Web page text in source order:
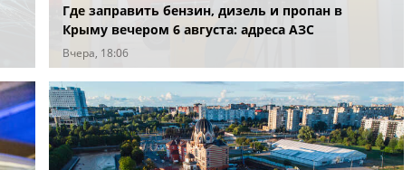
Где заправить бензин, дизель и пропан в
Крыму вечером 6 августа: адреса АЗС
Вчера, 18:06